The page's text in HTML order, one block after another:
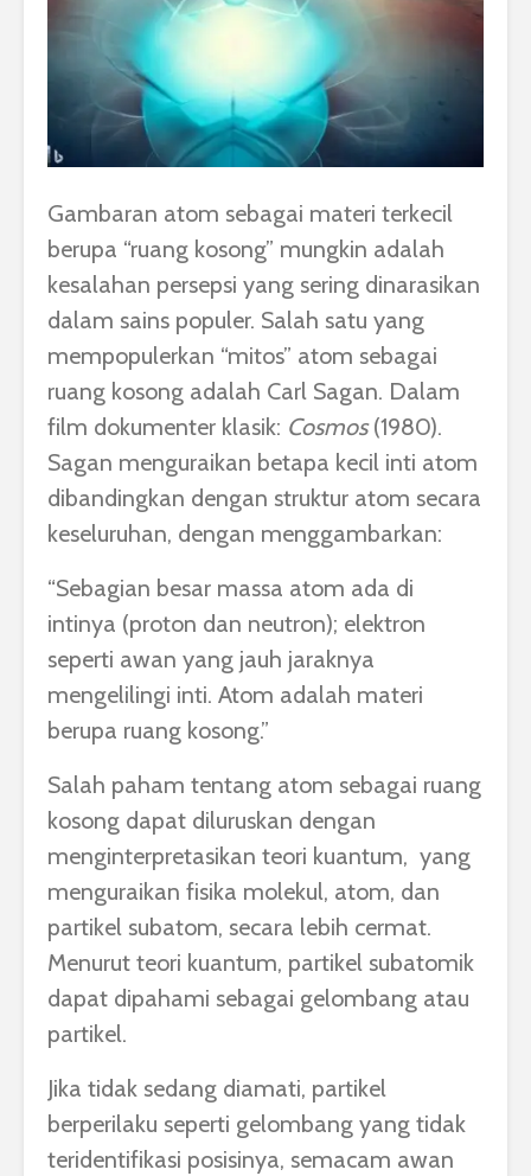
Gambaran atom sebagai materi terkecil
berupa “ruang kosong” mungkin adalah
kesalahan persepsi yang sering dinarasikan
dalam sains populer. Salah satu yang
mempopulerkan “mitos” atom sebagai
ruang kosong adalah Carl Sagan. Dalam
film dokumenter klasik: Cosmos(1980).
Sagan menguraikan betapa kecil inti atom
dibandingkan dengan struktur atom secara
keseluruhan, dengan menggambarkan:
“Sebagian besar massa atom ada di
intinya (proton dan neutron); elektron
seperti awan yang jauh jaraknya
mengelilingi inti. Atom adalah materi
berupa ruang kosong.”
Salah paham tentang atom sebagai ruang
kosong dapat diluruskan dengan
menginterpretasikan teori kuantum, yang
menguraikan fisika molekul, atom, dan
partikel subatom, secara lebih cermat.
Menurut teori kuantum, partikel subatomik
dapat dipahami sebagai gelombang atau
partikel.
Jika tidak sedang diamati, partikel
berperilaku seperti gelombang yang tidak
teridentifikasi posisinya, semacam awan